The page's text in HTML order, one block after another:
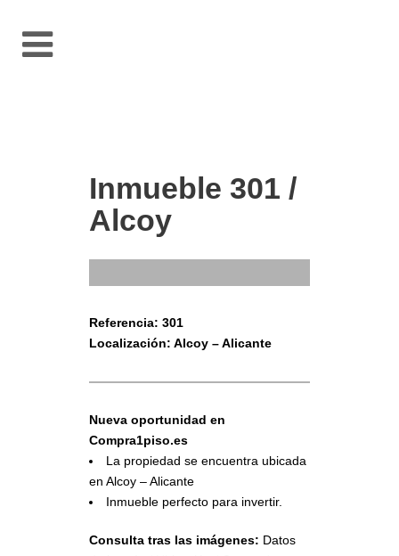
Inmueble 301 /
Alcoy
Referencia: 301
Localización: Alcoy – Alicante
Nueva oportunidad en
Compra1piso.es
La propiedad se encuentra ubicada
en Alcoy – Alicante
Inmueble perfecto para invertir.
Consulta tras las imágenes: Datos